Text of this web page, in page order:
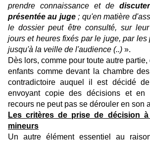
prendre connaissance et de
présentée au juge; qu'en matière
le dossier peut être consulté, sur
jours et heures fixés par le juge, par les
jusqu'à la veille de l'audience (..) ».
Dès lors, comme pour toute autre
enfants comme devant la chambre
contradictoire auquel il est décidé
envoyant copie des décisions et en
recours ne peut pas se dérouler en son
Les critères de prise de décision
mineurs
Un autre élément essentiel au